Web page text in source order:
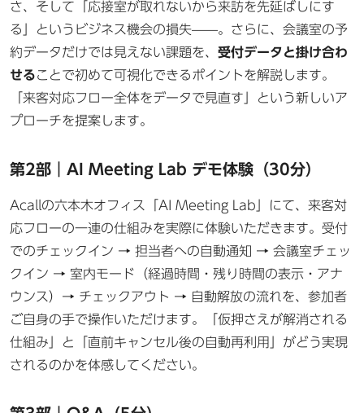
さ、そして「応接室が取れないから来訪を先延ばしにす
る」というビジネス機会の損失——。さらに、会議室の予
約データだけでは見えない課題を、 受付データと掛け合わ
せることで初めて可視化できるポイントを解説します。
「来客対応フロー全体をデータで見直す」という新しいア
プローチを提案します。
第2部｜AI Meeting Lab デモ体験（30分）
Acallの六本木オフィス「AI Meeting Lab」にて、来客対
応フローの一連の仕組みを実際に体験いただきます。受付
でのチェックイン → 担当者への自動通知 → 会議室チェッ
クイン → 室内モード（経過時間・残り時間の表示・アナ
ウンス）→ チェックアウト → 自動解放の流れを、参加者
ご自身の手で操作いただけます。「仮押さえが解消される
仕組み」と「直前キャンセル後の自動再利用」がどう実現
されるのかを体感してください。